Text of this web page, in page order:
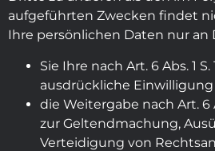
aufgeführten Zwecken findet
Ihre persönlichen Daten nur an
Sie Ihre nach Art. 6 Abs. 1 S.
ausdrückliche
die Weitergabe nach Art. 6
zur Geltendmachung,
Verteidigung von